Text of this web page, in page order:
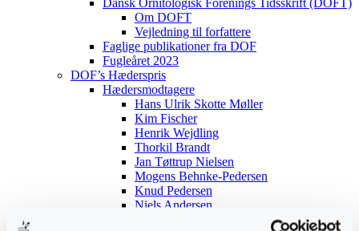
Dansk Ornitologisk Forenings Tidsskrift (DOFT)
Om DOFT
Vejledning til forfattere
Faglige publikationer fra DOF
Fugleåret 2023
DOF’s Hæderspris
Hædersmodtagere
Hans Ulrik Skotte Møller
Kim Fischer
Henrik Wejdling
Thorkil Brandt
Jan Tøttrup Nielsen
Mogens Behnke-Pedersen
Knud Pedersen
Niels Andersen